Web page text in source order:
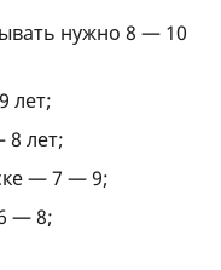
нужно 8 — 10
лет;
8 лет;
— 7 — 9;
— 8;